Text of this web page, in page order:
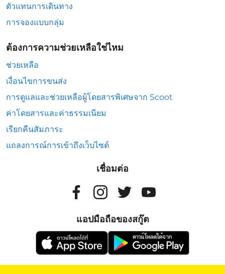
ตัวแทนการเดินทาง
การจองแบบกลุ่ม
ต้องการความช่วยเหลือใช่ไหม
ช่วยเหลือ
เงื่อนไขการขนส่ง
การดูแลและช่วยเหลือผู้โดยสารพิเศษจาก Scoot
ค่าโดยสารและค่าธรรมเนียม
เรียกคืนสัมภาระ
แถลงการณ์การเข้าถึงเว็บไซต์
เชื่อมต่อ
แอปมือถือของสกู๊ต